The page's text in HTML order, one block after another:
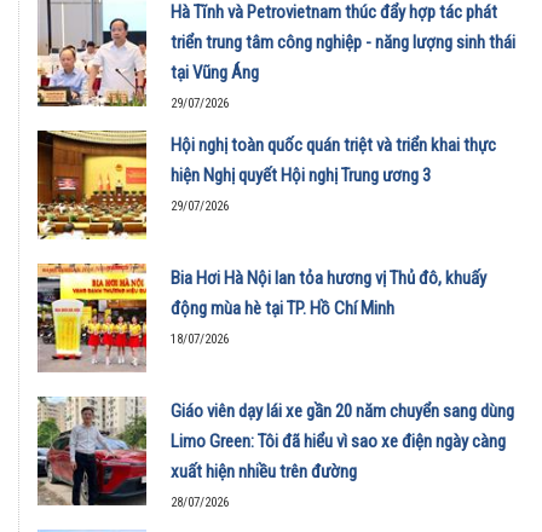
Hà Tĩnh và Petrovietnam thúc đẩy hợp tác phát
triển trung tâm công nghiệp - năng lượng sinh thái
tại Vũng Áng
29/07/2026
Hội nghị toàn quốc quán triệt và triển khai thực
hiện Nghị quyết Hội nghị Trung ương 3
29/07/2026
Bia Hơi Hà Nội lan tỏa hương vị Thủ đô, khuấy
động mùa hè tại TP. Hồ Chí Minh
18/07/2026
Giáo viên dạy lái xe gần 20 năm chuyển sang dùng
Limo Green: Tôi đã hiểu vì sao xe điện ngày càng
xuất hiện nhiều trên đường
28/07/2026